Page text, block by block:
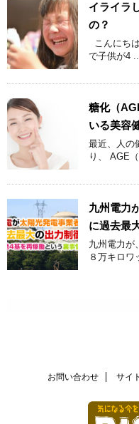
イライラ
の？
こんにち
で子供が4
糖化（
いる美容
最近、人の
り、 AGE
九州電力
に過去最
九州電力が
８万キロワ
お問い合わせ サイ